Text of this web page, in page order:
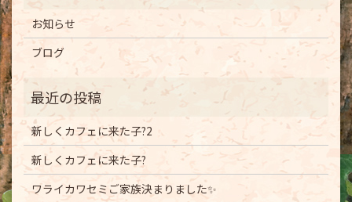
お知らせ
ブログ
新しくカフェに来た子?2
新しくカフェに来た子?
ワライカワセミご家族決まりました✨